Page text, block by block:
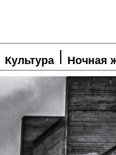
Культура Ночная